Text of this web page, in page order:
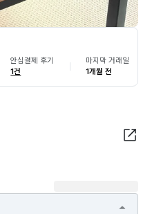
안심결제 후기
1건
마지막 거래일
1개월 전